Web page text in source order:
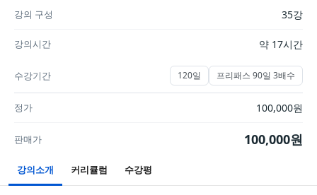
강의 구성 35강
강의시간 약 17시간
수강기간 120일 프리패스 90일 3배수
정가 100,000원
판매가 100,000원
강의소개 커리큘럼 수강평